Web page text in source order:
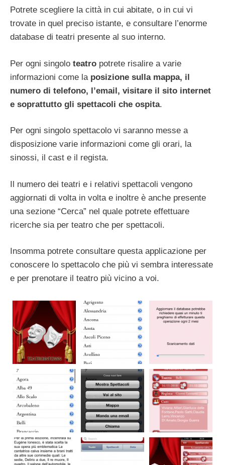
Potrete scegliere la città in cui abitate, o in cui vi
trovate in quel preciso istante, e consultare l’enorme
database di teatri presente al suo interno.
Per ogni singolo teatro potrete risalire a varie
informazioni come la posizione sulla mappa, il
numero di telefono, l’email, visitare il sito internet
e soprattutto gli spettacoli che ospita.
Per ogni singolo spettacolo vi saranno messe a
disposizione varie informazioni come gli orari, la
sinossi, il cast e il regista.
Il numero dei teatri e i relativi spettacoli vengono
aggiornati di volta in volta e inoltre è anche presente
una sezione “Cerca” nel quale potrete effettuare
ricerche sia per teatro che per spettacoli.
Insomma potrete consultare questa applicazione per
conoscere lo spettacolo che più vi sembra interessate
e per prenotare il teatro più vicino a voi.